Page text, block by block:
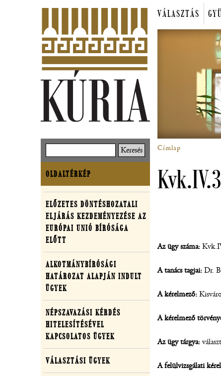
Főmenü
VÁLASZTÁS
Morzsa
Címlap
Az ügy száma:
A tanács tagjai:Dr.
A kérelmező:
A kérelmező
Az ügy tárgya:
A felülvizsgálati
Oldaltérkép
OLDALTÉRKÉP
Határozatok
egyedi
ügyekben
ELŐZETES DÖNTÉSHOZATALI
ELJÁRÁS KEZDEMÉNYEZÉSE AZ
EURÓPAI UNIÓ BÍRÓSÁGA
ELŐTT
ALKOTMÁNYBÍRÓSÁGI
HATÁROZAT ALAPJÁN INDULT
ÜGYEK
NÉPSZAVAZÁSI KÉRDÉS
HITELESÍTÉSÉVEL
KAPCSOLATOS ÜGYEK
VÁLASZTÁSI ÜGYEK